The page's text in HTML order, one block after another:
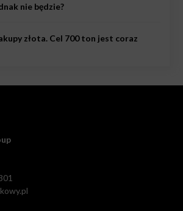
nie będzie?
złota. Cel 700 ton jest coraz